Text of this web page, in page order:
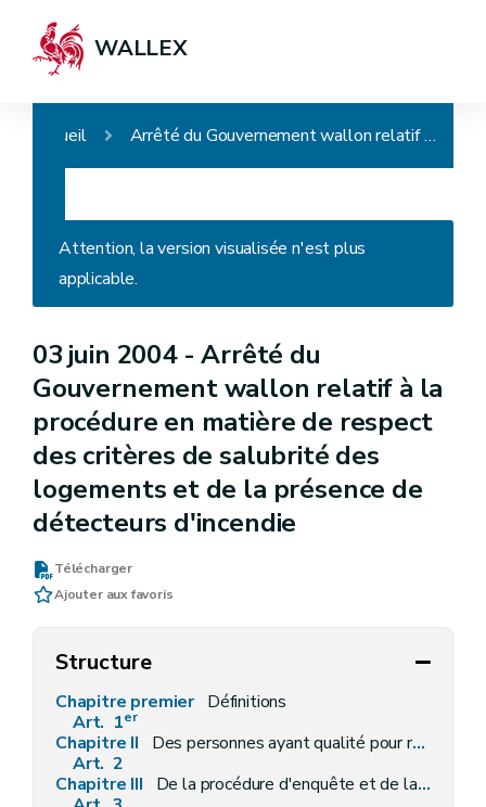
WALLEX
Accueil Arrêté du Gouvernement wallon relatif à la procédure en matière de respect des critères de salubrité des logements et de la présence de détecteurs d'incendie
Attention, la version visualisée n'est plus
applicable.
03 juin 2004 -Arrêté du
Gouvernement wallon relatif à la
procédure en matière de respect
des critères de salubrité des
logements et de la présence de
détecteurs d'incendie
Télécharger
Ajouter aux favoris
Structure
Chapitre premier Définitions
Art. 1er
Chapitre II
Des personnes ayant qualité pour rechercher et constater le non-respect des critères de salubrité des logements et de la présence de détecteurs d'incendie
Art. 2
Chapitre III
De la procédure d'enquête et de la notification des conclusions et du rapport d'enquête